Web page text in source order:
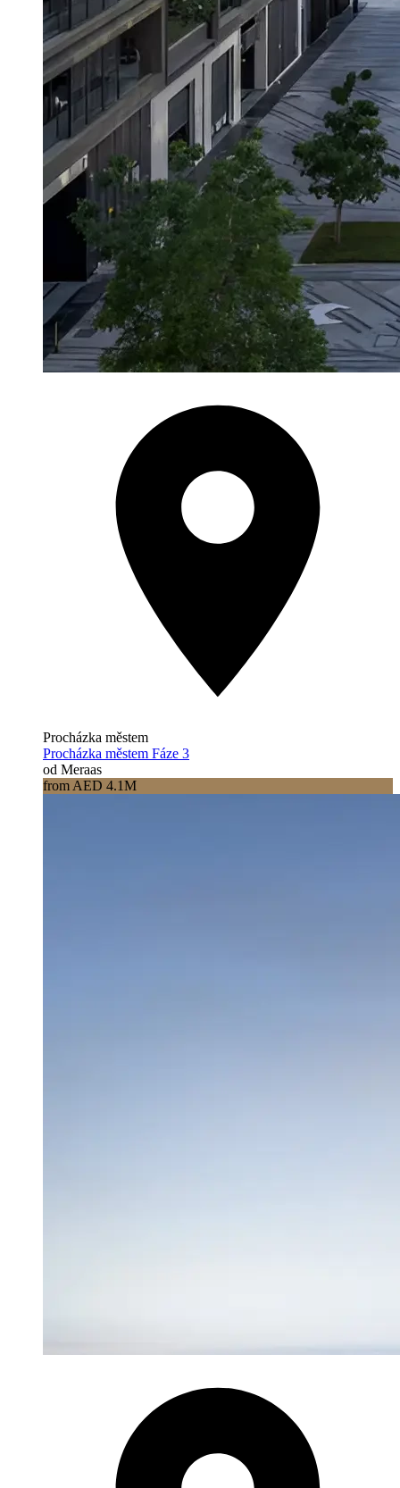
Procházka městem
Procházka městem Fáze 3
od Meraas
from AED 4.1M